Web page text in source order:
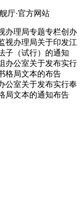
厅·官方网站
理局专题专栏创办
视办理局关于印发江
子（试行）的通知
办公室关于发布实行
格局文本的布告
公室关于发布实行奉
局文本的通知布告